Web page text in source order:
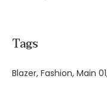
Tags
Blazer Fashion Main 01